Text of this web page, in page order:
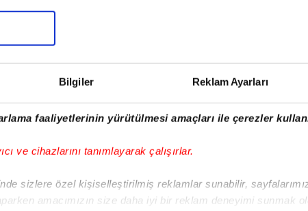
Bilgiler Reklam Ayarları
faaliyetlerinin yürütülmesi amaçları ile çerezler
ve cihazlarını tanımlayarak çalışırlar.
sizlere özel kişiselleştirilmiş reklamlar sunabilir,
amacımızın size daha iyi bir reklam deneyimi sunmak
0 0
Oynama
0
İlk 11
Sarı Kart 0
Çift Kart 0
Kırmızı Kart 0